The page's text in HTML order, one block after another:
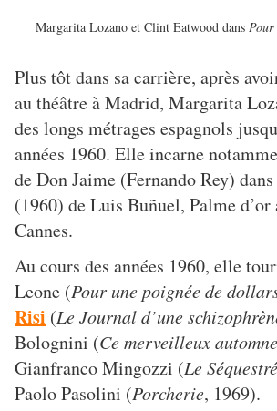
Margarita Lozano et Clint Eatwood dans Pour
Plus tôt dans sa carrière, après
au théâtre à Madrid, Margarita
des longs métrages espagnols
années 1960. Elle incarne
de Don Jaime (Fernando Rey) dans
(1960) de Luis Buñuel, Palme
Cannes.
Au cours des années 1960, elle
Leone (Pour une poignée de
Risi (Le Journal d’une
Bolognini (Ce merveilleux automne
Gianfranco Mingozzi (Le Séquestré
Paolo Pasolini (Porcherie, 1969).